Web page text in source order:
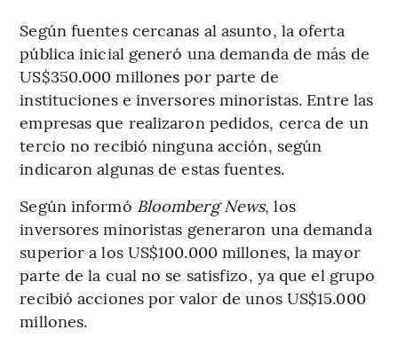
Según fuentes cercanas al asunto, la oferta
pública inicial generó una demanda de más de
US$350.000 millones por parte de
instituciones e inversores minoristas. Entre las
empresas que realizaron pedidos, cerca de un
tercio no recibió ninguna acción, según
indicaron algunas de estas fuentes.
Según informó Bloomberg News, los
inversores minoristas generaron una demanda
superior a los US$100.000 millones, la mayor
parte de la cual no se satisfizo, ya que el grupo
recibió acciones por valor de unos US$15.000
millones.